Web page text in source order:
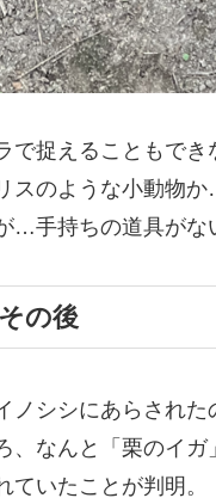
で捉えることもで
スのような小動物
…手持ちの道具がな
の後
ノシシにあらされ
、なんと「栗のイ
ていたことが判明。